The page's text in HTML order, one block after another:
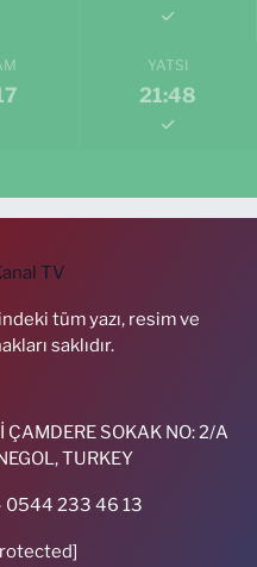
YATSI
21:48
tüm yazı, resim ve
saklıdır.
SOKAK NO: 2/A
TURKEY
0544 233 46 13